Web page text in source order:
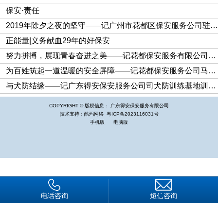
▲保安队伍在服务大厅和园区企业代表一起参加消防知识培训学习
此次培训工作包括每周六上午进行的消防知识学习以及各型
号消防器材的实操演练两个部分，同时我司保安大队还需负责现
保驻厂督查及现场监督工作有序进行。
保安·责任
2019年除夕之夜的坚守——记广州市花都区保安服务公司驻花都火车站保安队
正能量|义务献血29年的好保安
努力拼搏，展现青春奋进之美——记花都保安服务有限公司直属二大队车长陈王虎
为百姓筑起一道温暖的安全屏障——记花都保安服务公司马伟生
与犬防结缘——记广东得安保安服务公司司犬防训练基地训导员邹文学
COPYRIGHT © 版权信息： 广东得安保安服务有限公司
技术支持：酷玛网络 粤ICP备2023116031号
手机版
电脑版
电话咨询 短信咨询